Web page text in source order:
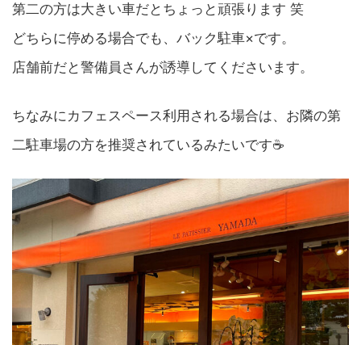
第二の方は大きい車だとちょっと頑張ります 笑
どちらに停める場合でも、バック駐車×です。
店舗前だと警備員さんが誘導してくださいます。
ちなみにカフェスペース利用される場合は、お隣の第
二駐車場の方を推奨されているみたいです☕️